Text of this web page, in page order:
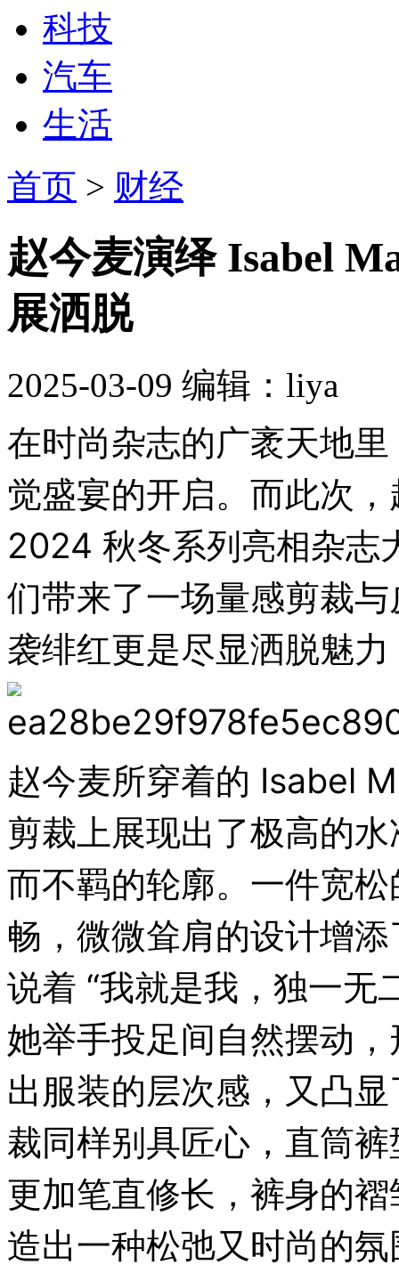
科技
汽车
生活
首页 > 财经
赵今麦演绎 Isabel
展洒脱
2025-03-09 编辑：liya
在时尚杂志的广袤天地
觉盛宴的开启。而此次
2024 秋冬系列亮相杂志
们带来了一场量感剪裁
袭绯红更是尽显洒脱魅
赵今麦所穿着的 Isabel
剪裁上展现出了极高的
而不羁的轮廓。一件宽
畅，微微耸肩的设计增
说着 “我就是我，独一无
她举手投足间自然摆动
出服装的层次感，又凸
裁同样别具匠心，直筒
更加笔直修长，裤身的
造出一种松弛又时尚的